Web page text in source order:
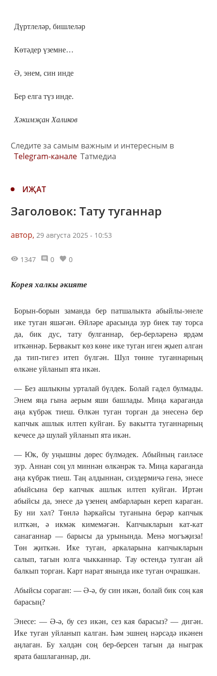
Дүртлеләр, бишлеләр
Көтәдер үземне…
Ә, энем, син инде
Бер елга түз инде.
Хәкимҗан Халиков
Следите за самым важным и интересным в
Telegram-канале Татмедиа
ИҖАТ
Заголовок: Тату туганнар
автор, 29 августа 2025 - 10:53
1347 0 0
Корея халкы әкияте
Борын-борын заманда бер патшалыкта абыйлы-энеле
ике туган яшәгән. Өйләре арасында зур биек тау торса
да, бик дус, тату булганнар, бер-берләренә ярдәм
иткәннәр. Бервакыт көз көне ике туган иген җыеп алган
да тип-тигез итеп бүлгән. Шул төнне туганнарның
өлкәне уйланып ята икән.
— Без ашлыкны урталай бүлдек. Болай гадел булмады.
Энем яңа гына аерым яши башлады. Миңа караганда
аңа күбрәк тиеш. Өлкән туган торган да энесенә бер
капчык ашлык илтеп куйган. Бу вакытта туганнарның
кечесе дә шулай уйланып ята икән.
— Юк, бу уңышны дөрес бүлмәдек. Абыйның гаиләсе
зур. Аннан соң ул миннән өлкәнрәк тә. Миңа караганда
аңа күбрәк тиеш. Таң алдыннан, сиздермичә генә, энесе
абыйсына бер капчык ашлык илтеп куйган. Иртән
абыйсы да, энесе дә үзенең амбарларын кереп караган.
Бу ни хәл? Төнлә һәркайсы туганына берәр капчык
илткән, ә икмәк кимемәгән. Капчыкларын кат-кат
санаганнар — барысы да урынында. Менә могъҗиза!
Төн җиткән. Ике туган, аркаларына капчыкларын
салып, тагын юлга чыкканнар. Тау өстендә тулган ай
балкып торган. Карт нарат янында ике туган очрашкан.
Абыйсы сораган: — Ә-ә, бу син икән, болай бик соң кая
барасың?
Энесе: — Ә-ә, бу сез икән, сез кая барасыз? — дигән.
Ике туган уйланып калган. Һәм эшнең нәрсәдә икәнен
аңлаган. Бу хәлдән соң бер-берсен тагын да ныграк
ярата башлаганнар, ди.